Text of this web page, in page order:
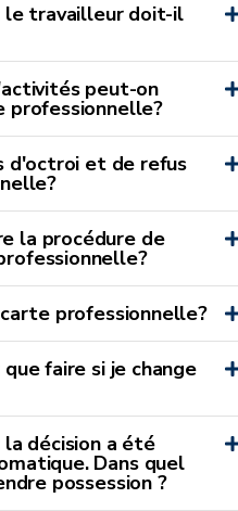
le travailleur doit-il
peut-on
professionnelle?
d'octroi et de refus
la procédure de
professionnelle?
faire si je change
décision a été
Dans quel
possession ?